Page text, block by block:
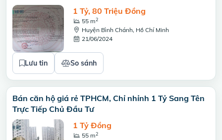
1 Tỷ, 80 Triệu Đồng
55 m2
Huyện Bình Chánh, Hồ Chí Minh
21/06/2024
Lưu tin So sánh
Bán căn hộ giá rẻ TPHCM, Chỉ nhỉnh 1 Tỷ Sang Tên
Trực Tiếp Chủ Đầu Tư
1 Tỷ Đồng
55 m2